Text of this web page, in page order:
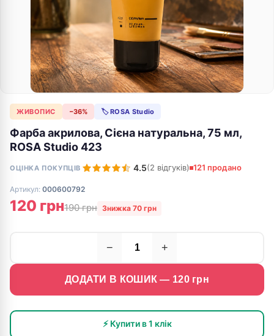
ЖИВОПИС −36% 🏷 ROSA Studio
Фарба акрилова, Сієна натуральна, 75 мл,
ROSA Studio 423
ОЦІНКА ПОКУПЦІВ 4.5(2 відгуків) 121 продано
Артикул: 000600792
120 грн190 грн Знижка 70 грн
− +
ДОДАТИ В КОШИК — 120грн
⚡ Купити в 1 клік